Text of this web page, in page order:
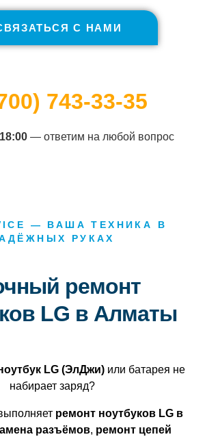
С НАМИ
743-33-35
— ответим на любой вопрос
— ВАША ТЕХНИКА В
РУКАХ
ремонт
LG в Алматы
LG (ЭлДжи) или батарея не
набирает заряд?
ремонт ноутбуков LG в
разъёмов, ремонт цепей